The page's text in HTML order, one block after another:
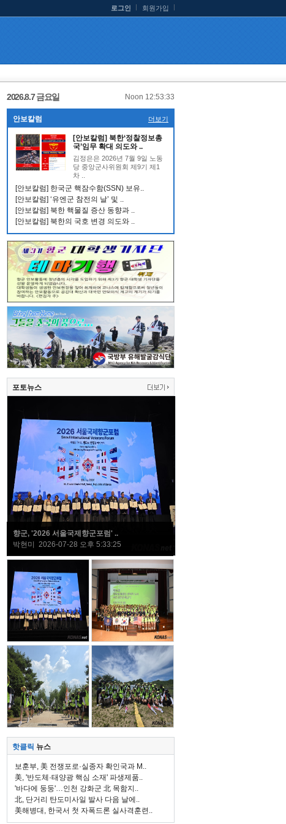
로그인 회원가입
2026.8.7 금요일 Noon 12:53:34
안보칼럼 더보기
[안보칼럼] 북한‘정찰정보총
국’임무 확대 의도와 ..
김정은은 2026년 7월 9일 노동
당 중앙군사위원회 제9기 제1
차 ..
[안보칼럼] 한국군 핵잠수함(SSN) 보유..
[안보칼럼] ‘유엔군 참전의 날’ 및 ..
[안보칼럼] 북한 핵물질 증산 동향과 ..
[안보칼럼] 북한의 국호 변경 의도와 ..
포토뉴스
향군, '2026 서울국제향군포럼' ..
박현미 2026-07-28 오후 5:33:25
핫클릭 뉴스
보훈부, 美 전쟁포로·실종자 확인국과 M..
美, '반도체·태양광 핵심 소재' 파생제품..
'바다에 둥둥'…인천 강화군 北 목함지..
北, 단거리 탄도미사일 발사 다음 날에..
美해병대, 한국서 첫 자폭드론 실사격훈련..